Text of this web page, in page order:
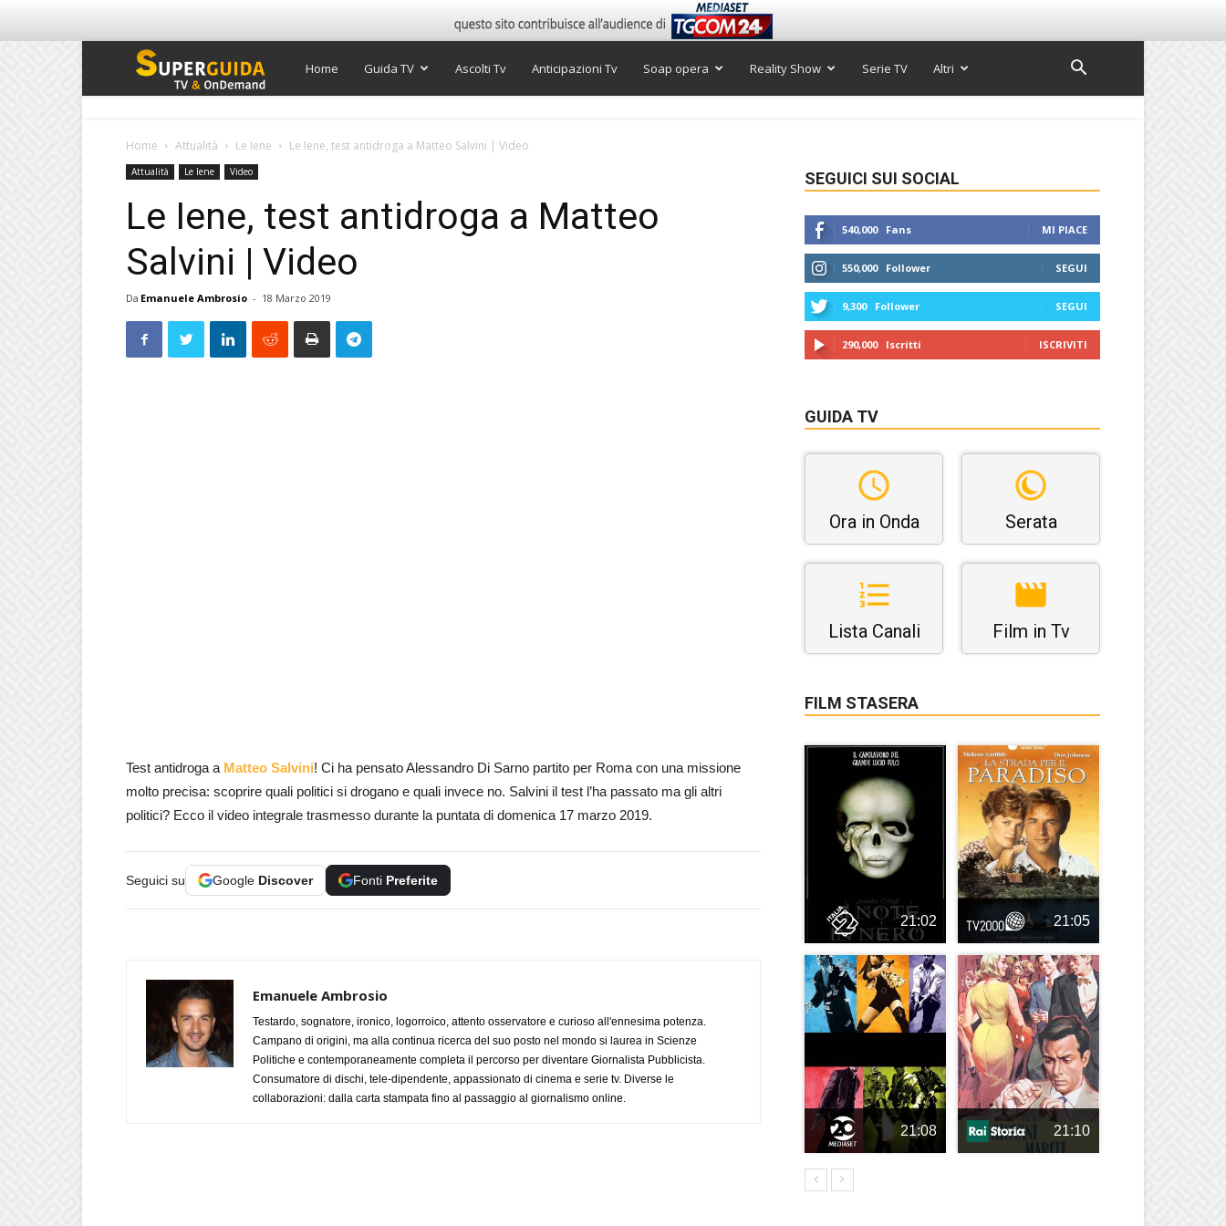
Super
Home Guida TV Ascolti Tv Anticipazioni Tv Soap opera Reality Show Serie TV Altri
Home Attualità Le Iene Le Iene, test antidroga a Matteo Salvini | Video
Attualità Le Iene Video
Le Iene, test antidroga a Matteo
Salvini | Video
Da Emanuele Ambrosio - 18 Marzo 2019
Test antidroga a Matteo Salvini! Ci ha pensato Alessandro Di Sarno partito per Roma con una missione
molto precisa: scoprire quali politici si drogano e quali invece no. Salvini il test l’ha passato ma gli altri
politici? Ecco il video integrale trasmesso durante la puntata di domenica 17 marzo 2019.
Seguici su Google Discover Fonti Preferite
Emanuele Ambrosio
Testardo, sognatore, ironico, logorroico, attento osservatore e curioso all'ennesima potenza.
Campano di origini, ma alla continua ricerca del suo posto nel mondo si laurea in Scienze
Politiche e contemporaneamente completa il percorso per diventare Giornalista Pubblicista.
Consumatore di dischi, tele-dipendente, appassionato di cinema e serie tv. Diverse le
collaborazioni: dalla carta stampata fino al passaggio al giornalismo online.
SEGUICI SUI SOCIAL
540,000 Fans MI PIACE
550,000 Follower SEGUI
9,300 Follower SEGUI
290,000 Iscritti ISCRIVITI
GUIDA TV
Ora in Onda Serata
Lista Canali Film in Tv
FILM STASERA
21:02 21:05
21:08 21:10